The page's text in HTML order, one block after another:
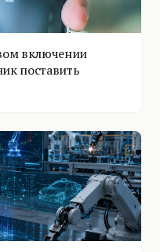
включении
поставить